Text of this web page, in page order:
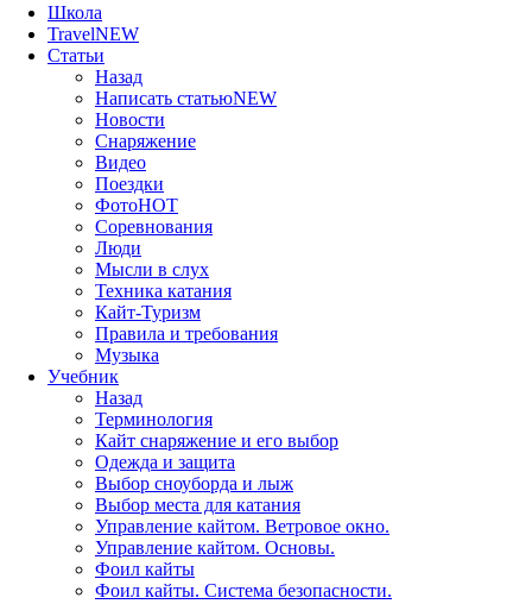
Школа
TravelNEW
Статьи
Назад
Написать статьюNEW
Новости
Снаряжение
Видео
Поездки
ФотоHOT
Соревнования
Люди
Мысли в слух
Техника катания
Кайт-Туризм
Правила и требования
Музыка
Учебник
Назад
Терминология
Кайт снаряжение и его выбор
Одежда и защита
Выбор сноуборда и лыж
Выбор места для катания
Управление кайтом. Ветровое окно.
Управление кайтом. Основы.
Фоил кайты
Фоил кайты. Система безопасности.